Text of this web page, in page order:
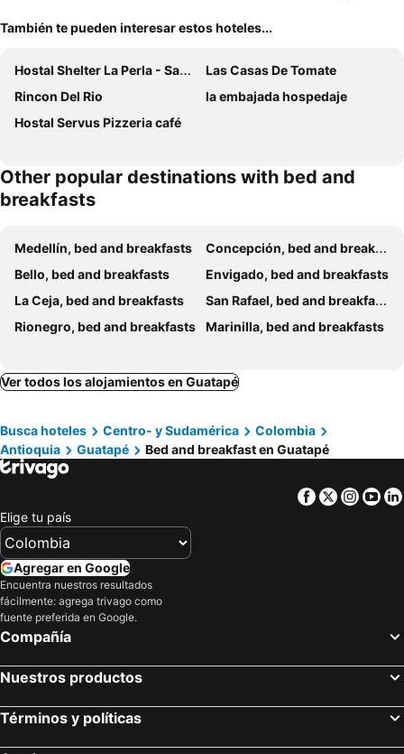
También te pueden interesar estos hoteles...
Hostal Shelter La Perla - San Luis, Antioquia, Colombia
Las Casas De Tomate
Rincon Del Rio
la embajada hospedaje
Hostal Servus Pizzeria café
Other popular destinations with bed and
breakfasts
Medellín, bed and breakfasts
Concepción, bed and breakfasts
Bello, bed and breakfasts
Envigado, bed and breakfasts
La Ceja, bed and breakfasts
San Rafael, bed and breakfasts
Rionegro, bed and breakfasts
Marinilla, bed and breakfasts
Ver todos los alojamientos en Guatapé
Busca hoteles Centro- y Sudamérica
Colombia
Antioquia
Guatapé Bed and breakfast en Guatapé
Facebook
Twitter
Elige tu país
Agregar en Google
Encuentra nuestros resultados
fácilmente: agrega trivago como
fuente preferida en Google.
Compañía
Nuestros productos
Términos y políticas